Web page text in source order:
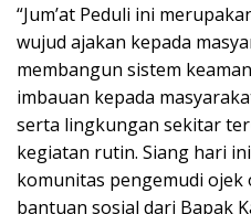
“Jum’at Peduli ini
wujud ajakan kepada
membangun sistem
imbauan kepada
serta lingkungan sekitar
kegiatan rutin. Siang hari
komunitas pengemudi ojek
bantuan sosial dari Bapak